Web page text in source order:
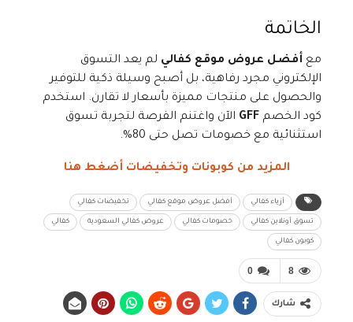
الخاتمة
مع أفضل عروض موقع كفالي لم يعد التسوق
الإلكتروني مجرد رفاهية، بل أصبح وسيلة ذكية للتوفير
والحصول على منتجات مميزة بأسعار لا تقارن. استخدم
كود الخصم GFF الآن واغتنم الفرصة لتجربة تسوق
استثنائية مع خصومات تصل حتى 80%.
المزيد من كوبونات وتخفيضات أضغط هنا
أزياء كفالي أفضل عروض موقع كفالي تخفيضات كفالي
تسوق أونلاين كفالي خصومات كفالي عروض كفالي السعودية كفالي
كوبون كفالي
0 8
شارك